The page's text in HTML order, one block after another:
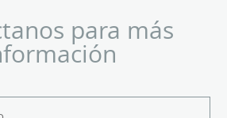
para más